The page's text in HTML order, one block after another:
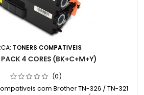
TONERS COMPATIVEIS
4 CORES (BK+C+M+Y)
(0)
com Brother TN-326 / TN-321